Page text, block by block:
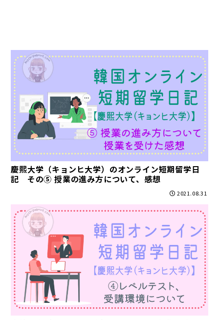
慶熙大学（キョンヒ大学）のオンライン短期留学日
記 その⑤ 授業の進み方について、感想
2021.08.31